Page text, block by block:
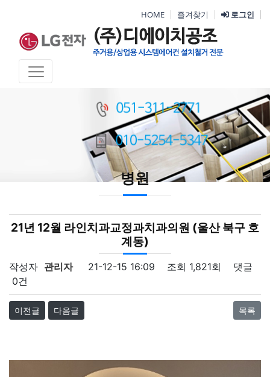
HOME 즐겨찾기 로그인
병원
21년 12월 라인치과교정과치과의원 (울산 북구 호
계동)
작성자 관리자 21-12-15 16:09 조회 1,821회
댓글
0건
이전글 다음글 목록